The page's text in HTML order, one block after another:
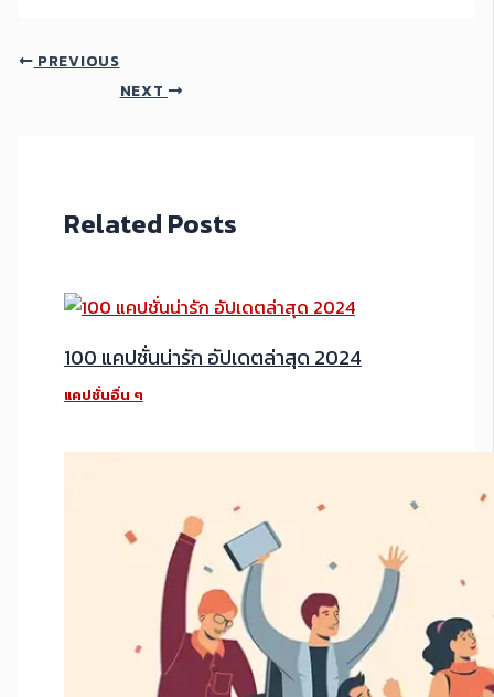
PREVIOUS
NEXT
Related Posts
100 แคปชั่นน่ารัก อัปเดตล่าสุด 2024
แคปชั่นอื่น ๆ